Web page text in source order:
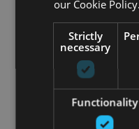
our Cookie Policy.
Strictly
necessary
Functionality